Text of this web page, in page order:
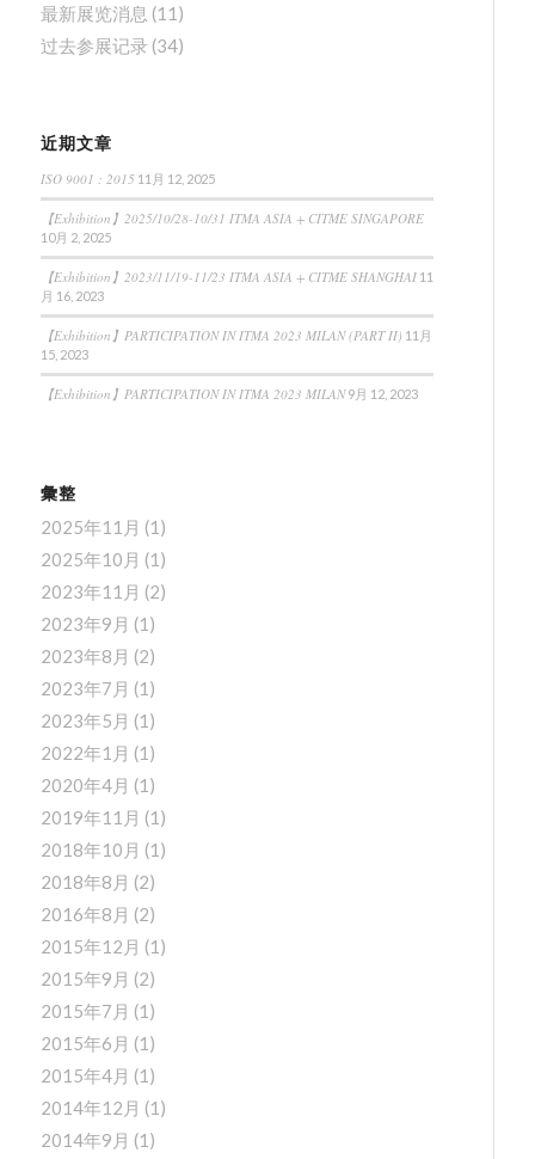
最新展览消息 (11)
过去参展记录(34)
近期文章
ISO 9001 : 2015 11月 12, 2025
【Exhibition】2025/10/28-10/31 ITMA ASIA + CITME SINGAPORE
10月 2, 2025
【Exhibition】2023/11/19-11/23 ITMA ASIA + CITME SHANGHAI 11
月 16, 2023
【Exhibition】PARTICIPATION IN ITMA 2023 MILAN (PART II) 11月
15, 2023
【Exhibition】PARTICIPATION IN ITMA 2023 MILAN 9月 12, 2023
彙整
2025年11月 (1)
2025年10月 (1)
2023年11月 (2)
2023年9月 (1)
2023年8月 (2)
2023年7月 (1)
2023年5月 (1)
2022年1月 (1)
2020年4月 (1)
2019年11月 (1)
2018年10月 (1)
2018年8月 (2)
2016年8月 (2)
2015年12月 (1)
2015年9月 (2)
2015年7月 (1)
2015年6月 (1)
2015年4月 (1)
2014年12月 (1)
2014年9月 (1)